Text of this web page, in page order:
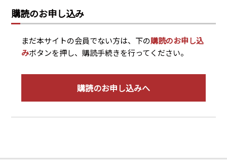
採用情報
購読のお申し込み
まだ本サイトの会員でない方は、下の購読のお申し込
みボタンを押し、購読手続きを行ってください。
購読のお申し込みへ